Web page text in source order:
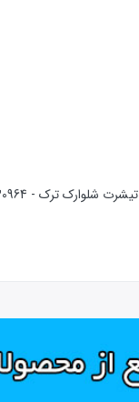
تیشرت شلوارک ترک - 30964 Ozkan